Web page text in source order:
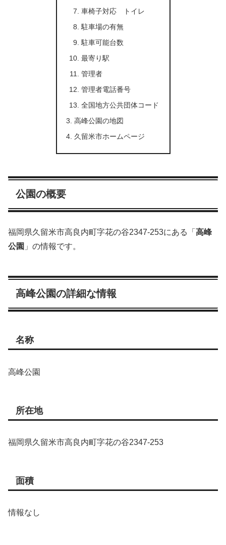
車椅子対応 トイレ
駐車場の有無
駐車可能台数
最寄り駅
管理者
管理者電話番号
全国地方公共団体コード
高峰公園の地図
久留米市ホームページ
公園の概要
福岡県久留米市高良内町字花の谷2347-253にある「 高峰
公園 」の情報です。
高峰公園の詳細な情報
名称
高峰公園
所在地
福岡県久留米市高良内町字花の谷2347-253
面積
情報なし